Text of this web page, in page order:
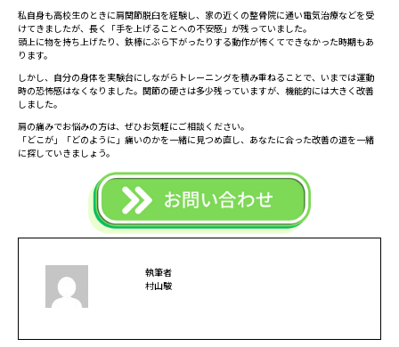
私自身も高校生のときに肩関節脱臼を経験し、家の近くの整骨院に通い電気治療などを受
けてきましたが、長く「手を上げることへの不安感」が残っていました。
頭上に物を持ち上げたり、鉄棒にぶら下がったりする動作が怖くてできなかった時期もあ
ります。
しかし、自分の身体を実験台にしながらトレーニングを積み重ねることで、いまでは運動
時の恐怖感はなくなりました。関節の硬さは多少残っていますが、機能的には大きく改善
しました。
肩の痛みでお悩みの方は、ぜひお気軽にご相談ください。
「どこが」「どのように」痛いのかを一緒に見つめ直し、あなたに合った改善の道を一緒
に探していきましょう。
執筆者
村山駿